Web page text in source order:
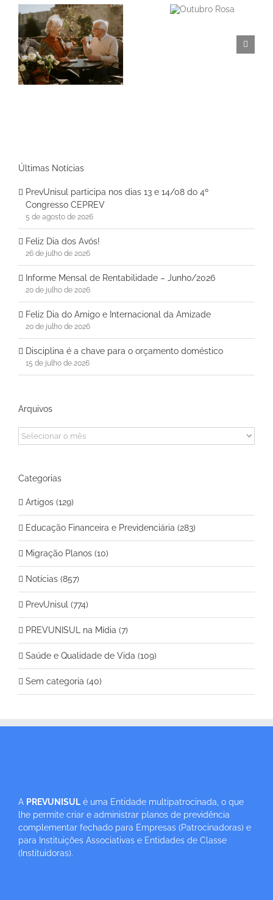
Outubro
educação financeira
Últimas Notícias
PrevUnisul participa nos dias 13 e 14/08 do 4º
Congresso CEPREV
5 de agosto de 2026
Feliz Dia dos Avós!
26 de julho de 2026
Informe Mensal de Rentabilidade – Junho/2026
20 de julho de 2026
Feliz Dia do Amigo e Internacional da Amizade
20 de julho de 2026
Disciplina é a chave para o orçamento doméstico
15 de julho de 2026
Arquivos
Arquivos
Categorias
Artigos (129)
Educação Financeira e Previdenciária (283)
Migração Planos (10)
Notícias (857)
PrevUnisul (774)
PREVUNISUL na Mídia (7)
Saúde e Qualidade de Vida (109)
Sem categoria (40)
A PREVUNISUL é uma Entidade multipatrocinada, o que
lhe permite criar e administrar planos de previdência
complementar fechado para Empresas (Patrocinadoras) e
para Instituições Associativas e Entidades de Classe
(Instituidoras).